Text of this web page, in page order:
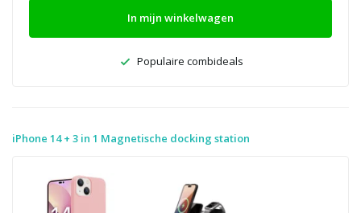
In mijn winkelwagen
Populaire combideals
iPhone 14 + 3 in 1 Magnetische docking station